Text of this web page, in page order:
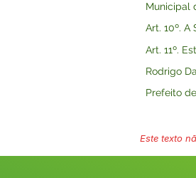
Municipal
Art. 10º.
Art. 11º.
Rodrigo
Prefeito
Este texto